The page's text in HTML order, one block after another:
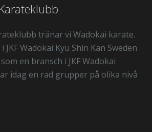
tränar vi Wadokai karate.
JKF Wadokai Kyu Shin Kan Sweden
en bransch i JKF Wadokai
idag en rad grupper på olika nivå